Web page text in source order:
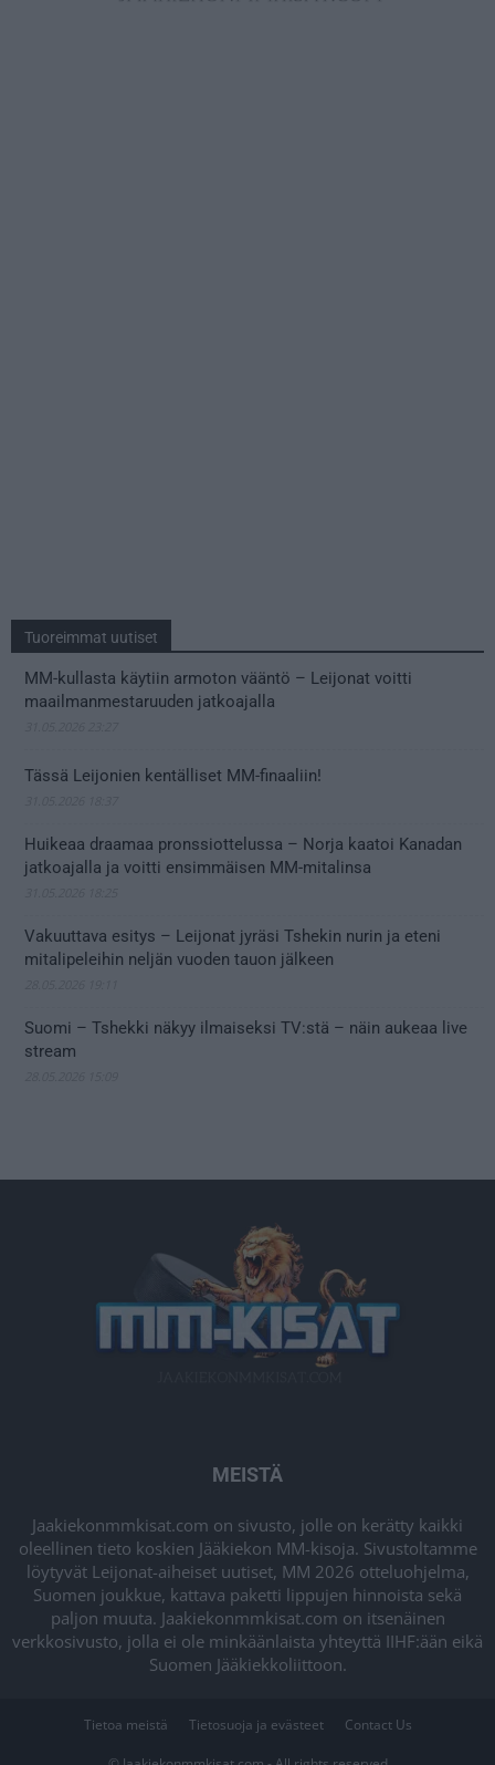
Tuoreimmat uutiset
MM-kullasta käytiin armoton vääntö – Leijonat voitti
maailmanmestaruuden jatkoajalla
Tässä Leijonien kentälliset MM-finaaliin!
Huikeaa draamaa pronssiottelussa – Norja kaatoi Kanadan
jatkoajalla ja voitti ensimmäisen MM-mitalinsa
Vakuuttava esitys – Leijonat jyräsi Tshekin nurin ja eteni
mitalipeleihin neljän vuoden tauon jälkeen
Suomi – Tshekki näkyy ilmaiseksi TV:stä – näin aukeaa live
stream
MEISTÄ
Jaakiekonmmkisat.com on sivusto, jolle on kerätty kaikki
oleellinen tieto koskien Jääkiekon MM-kisoja. Sivustoltamme
löytyvät Leijonat-aiheiset uutiset, MM 2026 otteluohjelma,
Suomen joukkue, kattava paketti lippujen hinnoista sekä
paljon muuta. Jaakiekonmmkisat.com on itsenäinen
verkkosivusto, jolla ei ole minkäänlaista yhteyttä IIHF:ään eikä
Suomen Jääkiekkoliittoon.
Tietoa meistä Tietosuoja ja evästeet Contact Us